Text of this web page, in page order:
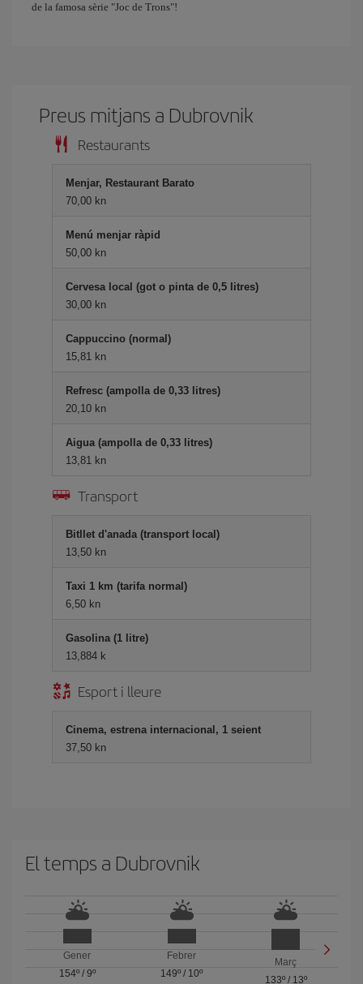
de la famosa sèrie "Joc de Trons"!
Preus mitjans a Dubrovnik
Restaurants
Menjar, Restaurant Barato
70,00 kn
Menú menjar ràpid
50,00 kn
Cervesa local (got o pinta de 0,5 litres)
30,00 kn
Cappuccino (normal)
15,81 kn
Refresc (ampolla de 0,33 litres)
20,10 kn
Aigua (ampolla de 0,33 litres)
13,81 kn
Transport
Bitllet d'anada (transport local)
13,50 kn
Taxi 1 km (tarifa normal)
6,50 kn
Gasolina (1 litre)
13,884 k
Esport i lleure
Cinema, estrena internacional, 1 seient
37,50 kn
El temps a Dubrovnik
Gener
154º/ 9º
Febrer
149º / 10º
Març
133º/ 13º